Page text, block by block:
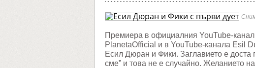
и
Фики
с
дует
Премиера в официалния YouTube-
PlanetaOfficial и в YouTube-канала Esil
Есил Дюран и Фики. Заглавието е доста
сме” и това не е случайно. Желанието